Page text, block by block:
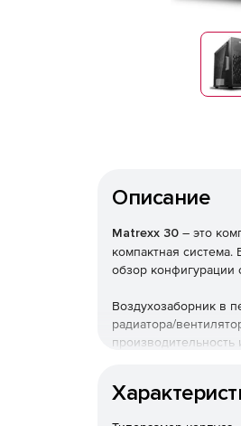
Описание
Matrexx 30 – это
компактная
обзор конфигурации
Воздухозаборник в
радиатора/
производительность
выключателем.